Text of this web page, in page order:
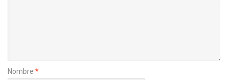
Nombre *